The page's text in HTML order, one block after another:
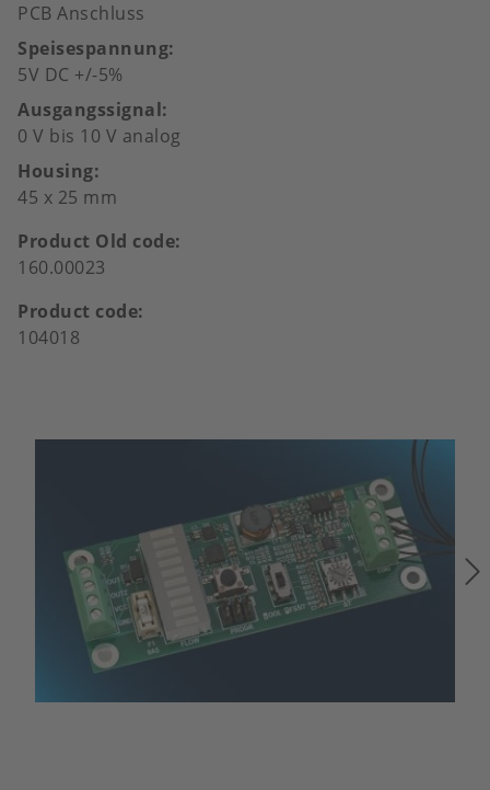
PCB Anschluss
Speisespannung
5V DC +/-5%
Ausgangssignal
0 V bis 10 V analog
Housing
45 x 25 mm
Product Old code
160.00023
Product code
104018